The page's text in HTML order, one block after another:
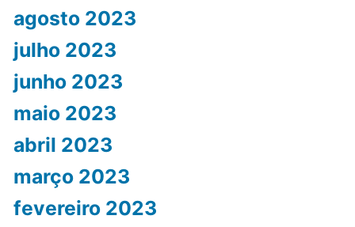
agosto 2023
julho 2023
junho 2023
maio 2023
abril 2023
março 2023
fevereiro 2023